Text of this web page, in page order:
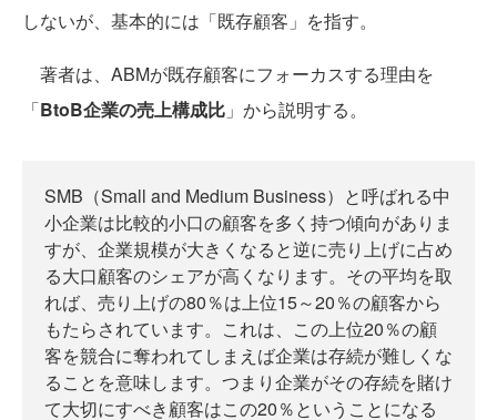
しないが、基本的には「既存顧客」を指す。
著者は、ABMが既存顧客にフォーカスする理由を
「BtoB企業の売上構成比 」から説明する。
SMB（Small and Medium Business）と呼ばれる中
小企業は比較的小口の顧客を多く持つ傾向がありま
すが、企業規模が大きくなると逆に売り上げに占め
る大口顧客のシェアが高くなります。その平均を取
れば、売り上げの80％は上位15～20％の顧客から
もたらされています。これは、この上位20％の顧
客を競合に奪われてしまえば企業は存続が難しくな
ることを意味します。つまり企業がその存続を賭け
て大切にすべき顧客はこの20％ということになる